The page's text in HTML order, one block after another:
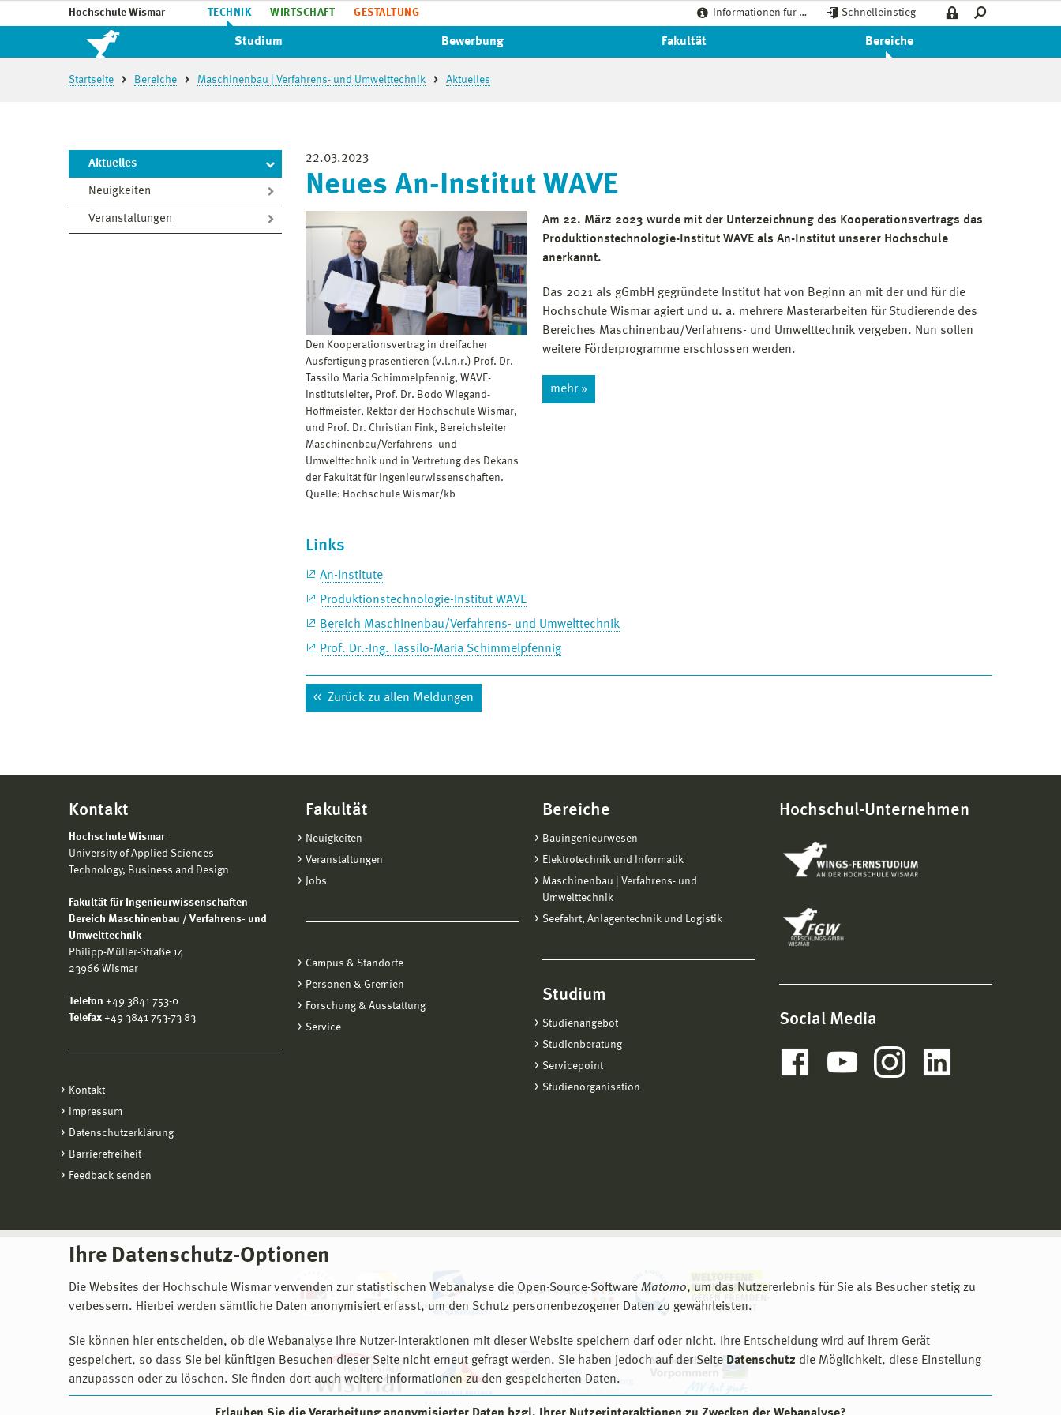
Hochschule Wismar TECHNIK WIRTSCHAFT GESTALTUNG Informationen für … Schnelleinstieg
Studium Bewerbung Fakultät Bereiche
Startseite Bereiche Maschinenbau | Verfahrens- und Umwelttechnik Aktuelles
Aktuelles
Neuigkeiten
Veranstaltungen
Ihre Datenschutz-Optionen
Die Websites der Hochschule Wismar verwenden zur statistischen Webanalyse die Open-Source-Software Matomo, um das Nutzererlebnis für Sie als Besucher stetig zu
verbessern. Hierbei werden sämtliche Daten anonymisiert erfasst, um den Schutz personenbezogener Daten zu gewährleisten.
Sie können hier entscheiden, ob die Webanalyse Ihre Nutzer-Interaktionen mit dieser Website speichern darf oder nicht. Ihre Entscheidung wird auf ihrem Gerät
gespeichert, so dass Sie bei künftigen Besuchen dieser Seite nicht erneut gefragt werden. Sie haben jedoch auf der Seite Datenschutz die Möglichkeit, diese Einstellung
anzupassen oder zu löschen. Sie finden dort auch weitere Informationen zu den gespeicherten Daten.
22.03.2023
Neues An-Institut WAVE
Den Kooperationsvertrag in dreifacher
Ausfertigung präsentieren (v.l.n.r.) Prof. Dr.
Tassilo Maria Schimmelpfennig, WAVE-
Institutsleiter, Prof. Dr. Bodo Wiegand-
Hoffmeister, Rektor der Hochschule Wismar,
und Prof. Dr. Christian Fink, Bereichsleiter
Maschinenbau/Verfahrens- und
Umwelttechnik und in Vertretung des Dekans
der Fakultät für Ingenieurwissenschaften.
Quelle: Hochschule Wismar/kb
Am 22. März 2023 wurde mit der Unterzeichnung des Kooperationsvertrags das
Produktionstechnologie-Institut WAVE als An-Institut unserer Hochschule
anerkannt.
Das 2021 als gGmbH gegründete Institut hat von Beginn an mit der und für die
Hochschule Wismar agiert und u. a. mehrere Masterarbeiten für Studierende des
Bereiches Maschinenbau/Verfahrens- und Umwelttechnik vergeben. Nun sollen
weitere Förderprogramme erschlossen werden.
mehr »
Links
An-Institute
Produktionstechnologie-Institut WAVE
Bereich Maschinenbau/Verfahrens- und Umwelttechnik
Prof. Dr.-Ing. Tassilo-Maria Schimmelpfennig
Zurück zu allen Meldungen
Kontakt
Hochschule Wismar
University of Applied Sciences
Technology, Business and Design
Fakultät für Ingenieurwissenschaften
Bereich Maschinenbau / Verfahrens- und
Umwelttechnik
Philipp-Müller-Straße 14
23966 Wismar
Telefon +49 3841 753-0
Telefax +49 3841 753-73 83
Kontakt
Impressum
Datenschutzerklärung
Barrierefreiheit
Feedback senden
Fakultät
Neuigkeiten
Veranstaltungen
Jobs
Campus & Standorte
Personen & Gremien
Forschung & Ausstattung
Service
Bereiche
Bauingenieurwesen
Elektrotechnik und Informatik
Maschinenbau | Verfahrens- und
Umwelttechnik
Seefahrt, Anlagentechnik und Logistik
Studium
Studienangebot
Studienberatung
Servicepoint
Studienorganisation
Hochschul-Unternehmen
Social Media